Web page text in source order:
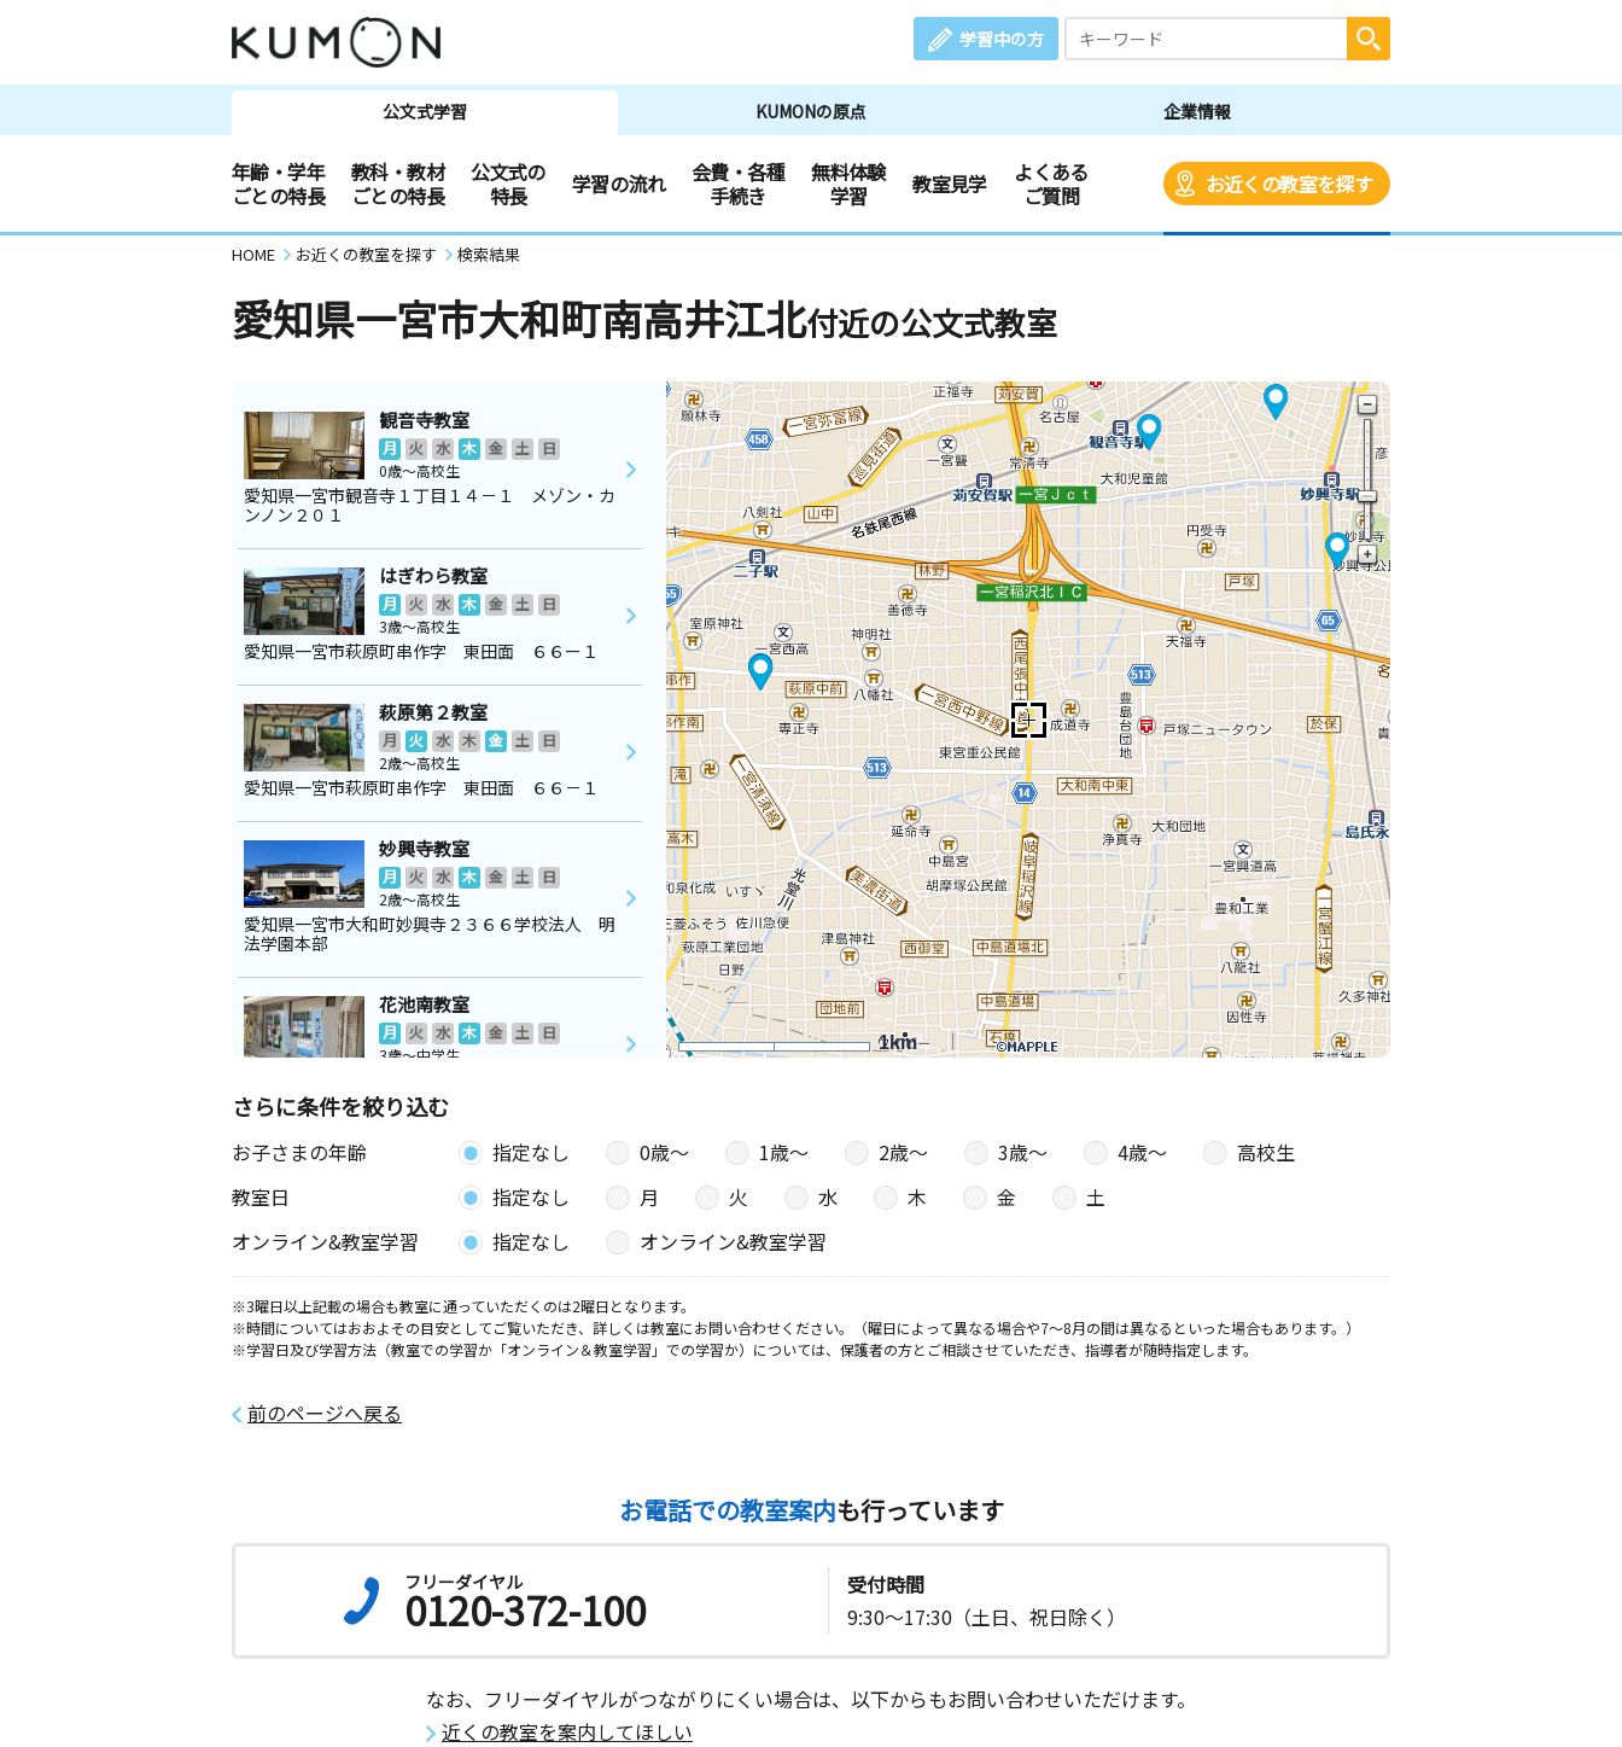
学習中の方
公文式学習 KUMONの原点 企業情報
年齢・学年
ごとの特長
教科・教材
ごとの特長
公文式の
特長
学習の流れ
会費・各種
手続き
無料体験
学習
教室見学
よくある
ご質問
お近くの教室を探す
HOME お近くの教室を探す 検索結果
愛知県一宮市大和町南高井江北付近の公文式教室
1km
観音寺教室
月 火 水 木 金 土
日
0歳～高校生
愛知県一宮市観音寺１丁目１４－１ メゾン・カ
ンノン２０１
はぎわら教室
月 火 水 木 金 土
日
3歳～高校生
愛知県一宮市萩原町串作字 東田面 ６６ー１
萩原第２教室
月 火 水 木 金 土
日
2歳～高校生
愛知県一宮市萩原町串作字 東田面 ６６－１
妙興寺教室
月 火 水 木 金 土
日
2歳～高校生
愛知県一宮市大和町妙興寺２３６６学校法人 明
法学園本部
花池南教室
月 火 水 木 金 土
日
3歳～中学生
さらに条件を絞り込む
お子さまの年齢 指定なし 0歳〜 1歳〜 2歳〜 3歳〜 4歳〜
高校生
教室日
指定なし 月 火 水 木 金
土
オンライン&教室学習
指定なし オンライン&教室学習
※3曜日以上記載の場合も教室に通っていただくのは2曜日となります。
※時間についてはおおよその目安としてご覧いただき、詳しくは教室にお問い合わせください。（曜日によって異なる場合や7～8月の間は異なるといった場合もあります。）
※学習日及び学習方法（教室での学習か「オンライン＆教室学習」での学習か）については、保護者の方とご相談させていただき、指導者が随時指定します。
前のページへ戻る
お電話での教室案内も行っています
フリーダイヤル
0120-372-100
受付時間
9:30～17:30（土日、祝日除く）
なお、フリーダイヤルがつながりにくい場合は、以下からもお問い合わせいただけます。
近くの教室を案内してほしい